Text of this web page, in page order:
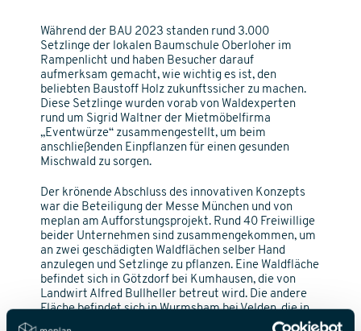
Während der BAU 2023 standen rund 3.000
Setzlinge der lokalen Baumschule Oberloher im
Rampenlicht und haben Besucher darauf
aufmerksam gemacht, wie wichtig es ist, den
beliebten Baustoff Holz zukunftssicher zu machen.
Diese Setzlinge wurden vorab von Waldexperten
rund um Sigrid Waltner der Mietmöbelfirma
„Eventwürze“ zusammengestellt, um beim
anschließenden Einpflanzen für einen gesunden
Mischwald zu sorgen.
Der krönende Abschluss des innovativen Konzepts
war die Beteiligung der Messe München und von
meplan am Aufforstungsprojekt. Rund 40 Freiwillige
beider Unternehmen sind zusammengekommen, um
an zwei geschädigten Waldflächen selber Hand
anzulegen und Setzlinge zu pflanzen. Eine Waldfläche
befindet sich in Götzdorf bei Kumhausen, die von
Landwirt Alfred Bullheller betreut wird. Die andere
Fläche befindet sich in Wurmsham bei Velden, die in